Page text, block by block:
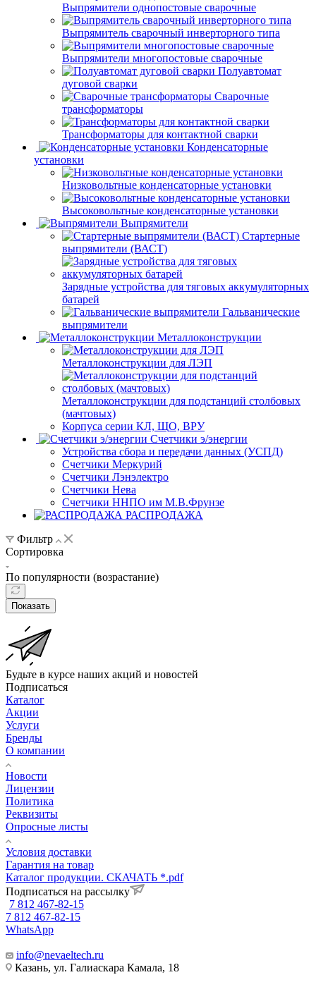
Выпрямители однопостовые сварочные
Выпрямитель сварочный инверторного типа
Выпрямители многопостовые сварочные
Полуавтомат
дуговой сварки
Сварочные
трансформаторы
Трансформаторы для контактной сварки
Конденсаторные
установки
Низковольтные конденсаторные установки
Высоковольтные конденсаторные установки
Выпрямители
Стартерные
выпрямители (ВАСТ)
Зарядные устройства для тяговых аккумуляторных
батарей
Гальванические
выпрямители
Металлоконструкции
Металлоконструкции для ЛЭП
Металлоконструкции для подстанций столбовых
(мачтовых)
Корпуса серии КЛ, ЩО, ВРУ
Счетчики э/энергии
Устройства сбора и передачи данных (УСПД)
Счетчики Меркурий
Счетчики Лэнэлектро
Счетчики Нева
Счетчики ННПО им М.В.Фрунзе
РАСПРОДАЖА
Фильтр
Сортировка
По популярности (возрастание)
Показать
Будьте в курсе наших акций и новостей
Подписаться
Каталог
Акции
Услуги
Бренды
О компании
Новости
Лицензии
Политика
Реквизиты
Опросные листы
Условия доставки
Гарантия на товар
Каталог продукции. СКАЧАТЬ *.pdf
Подписаться на рассылку
7 812 467-82-15
7 812 467-82-15
WhatsApp
info@nevaeltech.ru
Казань, ул. Галиаскара Камала, 18